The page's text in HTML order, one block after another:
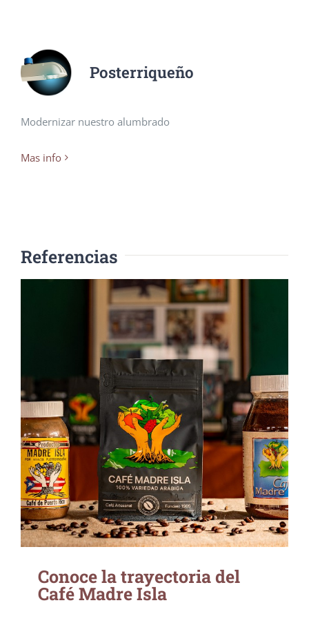
Posterriqueño
Modernizar nuestro alumbrado
Mas info
Referencias
Conoce la trayectoria del Café Madre Isla
Conoce la trayectoria del
Café Madre Isla